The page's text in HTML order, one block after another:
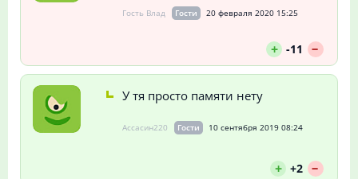
Гость Влад Гости 20 февраля 2020 15:25
+ -11 --
У тя просто памяти нету
Ассасин220 Гости 10 сентября 2019 08:24
+ +2 --